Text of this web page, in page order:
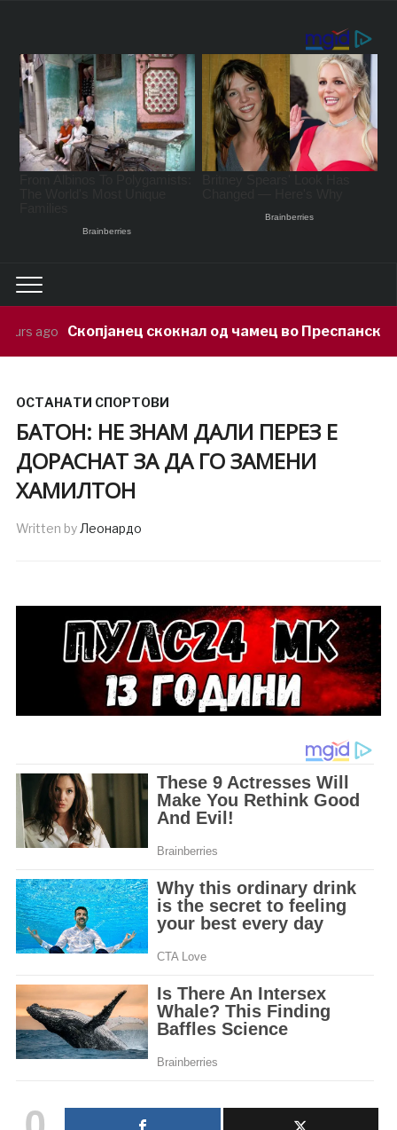
од чамец во Преспанското Езеро и исчезнал
ОСТАНАТИ СПОРТОВИ
БАТОН: НЕ ЗНАМ ДАЛИ ПЕРЕЗ Е
ДОРАСНАТ ЗА ДА ГО ЗАМЕНИ
ХАМИЛТОН
Written byЛеонардо